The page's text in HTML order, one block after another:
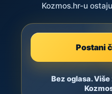
Kozmos.hr-u
Postani
Bez oglasa.